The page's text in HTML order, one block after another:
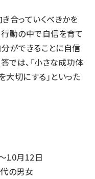
合っていくべきかを
行動の中で自信を育て
分ができることに自信
では、「小さな成功体
大切にする」といった
10月12日
の男女